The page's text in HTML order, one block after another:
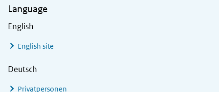
Language
English
English site
Deutsch
Privatpersonen